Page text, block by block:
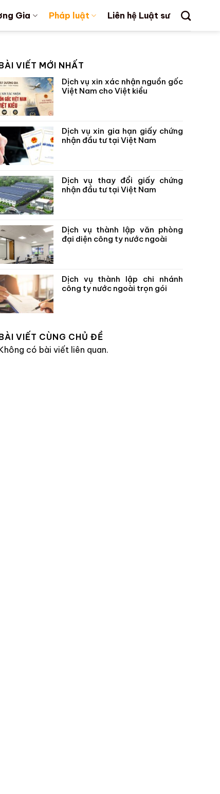
Gia Pháp luật Liên hệ Luật sư
VIẾT MỚI NHẤT
Dịch vụ xin xác nhận nguồn gốc
Việt Nam cho Việt kiều
Dịch vụ xin gia hạn giấy chứng
nhận đầu tư tại Việt Nam
Dịch vụ thay đổi giấy chứng
nhận đầu tư tại Việt Nam
Dịch vụ thành lập văn phòng
đại diện công ty nước ngoài
Dịch vụ thành lập chi nhánh
công ty nước ngoài trọn gói
VIẾT CÙNG CHỦ ĐỀ
có bài viết liên quan.